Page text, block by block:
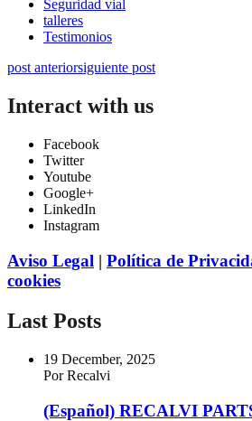
Seguridad vial
talleres
Testimonios
post anteriorsiguiente post
Interact with us
Facebook
Twitter
Youtube
Google+
LinkedIn
Instagram
Aviso Legal | Política de
cookies
Last Posts
19 December, 2025
Por Recalvi
(Español) RECALVI